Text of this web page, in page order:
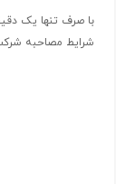
انبار / مصاحبه اول